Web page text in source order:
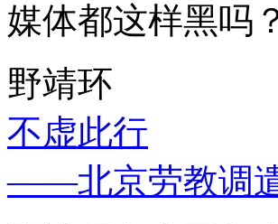
媒体都这样黑吗
野靖环
不虚此行
——北京劳教调